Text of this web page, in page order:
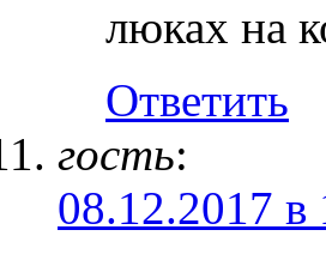
люках на
Ответить
гость:
08.12.2017 в